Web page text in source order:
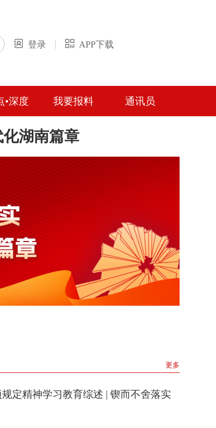
登录 APP下载
•深度 我要报料 通讯员
湖南篇章
更多
定精神学习教育综述 | 锲而不舍落实